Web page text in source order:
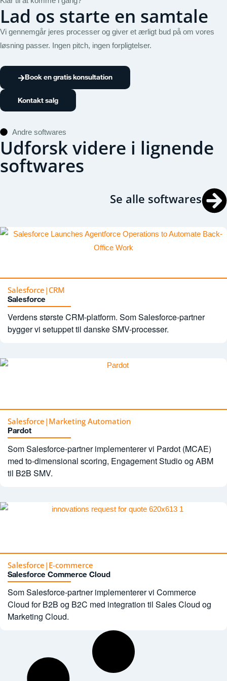
Lad os starte en samtale
Vi gennemgår jeres processer og giver et ærligt bud på om vores
løsning passer. Ingen pitch, ingen forpligtelser.
Book en gratis konsultation
Kontakt salg
Andre softwares
Udforsk videre i lignende
softwares
Se alle softwares
Salesforce | CRM
Salesforce
Verdens største CRM-platform. Som Salesforce-partner
bygger vi setuppet til danske SMV-processer.
Salesforce | Marketing Automation
Pardot
Som Salesforce-partner implementerer vi Pardot (MCAE)
med to-dimensional scoring, Engagement Studio og ABM
til B2B SMV.
Salesforce | E-commerce
Salesforce Commerce Cloud
Som Salesforce-partner implementerer vi Commerce
Cloud for B2B og B2C med integration til Sales Cloud og
Marketing Cloud.